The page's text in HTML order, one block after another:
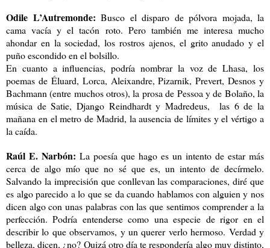
Odile L’Autremonde: Busco el disparo de pólvora mojada, la
cama vacía y el tacón roto. Pero también me interesa mucho
ahondar en la sociedad, los rostros ajenos, el grito anudado y el
puño escondido en el bolsillo.
En cuanto a influencias, podría nombrar la voz de Lhasa, los
poemas de Éluard, Lorca, Aleixandre, Pizarnik, Prevert, Desnos y
Bachmann (entre muchos otros), la prosa de Pessoa y de Bolaño, la
música de Satie, Django Reindhardt y Madredeus, las 6 de la
mañana en el metro de Madrid, la ausencia de límites y el vértigo a
la caída.
Raúl E. Narbón: La poesía que hago es un intento de estar más
cerca de algo mío que no sé que es, un intento de decírmelo.
Salvando la imprecisión que conllevan las comparaciones, diré que
es algo parecido a lo que se da cuando hablamos con alguien y nos
dicen algo con unas palabras con las que sentimos comprender a la
perfección. Podría entenderse como una especie de rigor en el
describir lo que observamos, y un querer verlo hermoso. Verdad y
belleza, dicen, ¿no? Quizá otro día te respondería algo muy distinto,